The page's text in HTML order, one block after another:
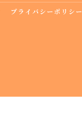
プライバシーポリシー